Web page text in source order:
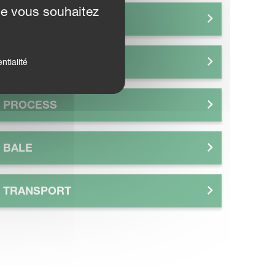
SPRAY
MOW
PROCESS
BALE
TRANSPORT
vous souhaitez